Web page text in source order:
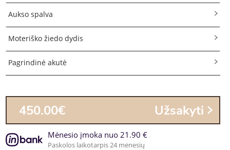
Aukso spalva
Moteriško žiedo dydis
Pagrindinė akutė
450.00€ Užsakyti
Mėnesio įmoka nuo 21.90 €
Paskolos laikotarpis 24 mėnesių